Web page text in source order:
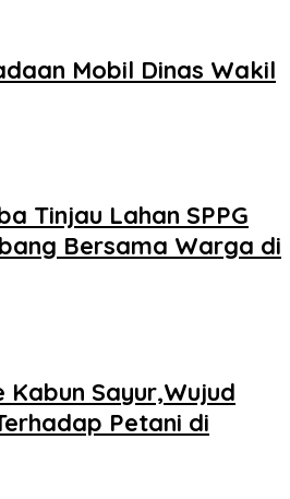
Mobil Dinas Wakil
Tinjau Lahan SPPG
Bersama Warga di
Kabun Sayur,Wujud
Petani di